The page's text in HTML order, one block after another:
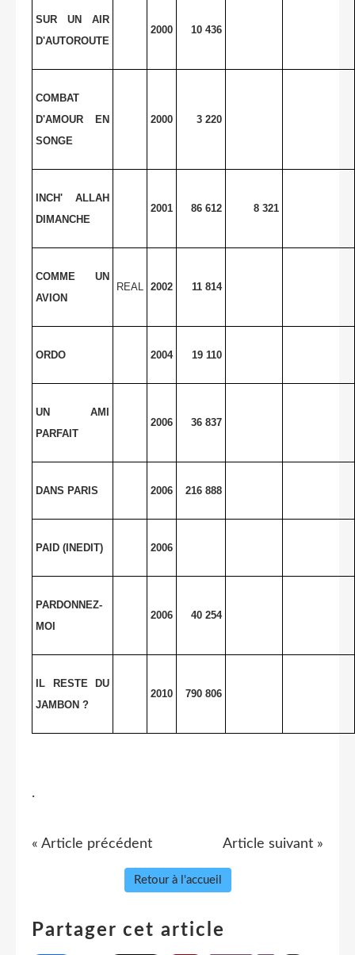
SUR UN AIR
D'AUTOROUTE
2000 10 436
COMBAT
D'AMOUR EN
SONGE
2000 3 220
INCH' ALLAH
DIMANCHE
2001 86 612 8 321
COMME UN
AVION
REAL 2002 11 814
ORDO 2004 19 110
UN AMI
PARFAIT
2006 36 837
DANS PARIS 2006 216 888
PAID (INEDIT) 2006
PARDONNEZ-
MOI
2006 40 254
IL RESTE DU
JAMBON ?
2010 790 806
.
« Article précédent Article suivant »
Retour à l'accueil
Partager cet article